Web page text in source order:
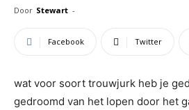
Door Stewart -
Facebook Twitter
wat voor soort trouwjurk heb je
gedroomd van het lopen door het